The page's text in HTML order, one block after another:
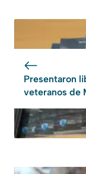
Presentaron
veteranos de